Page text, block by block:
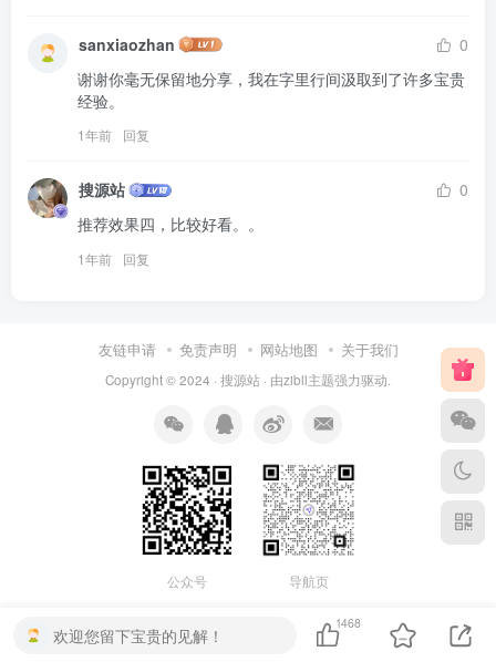
sanxiaozhan
0
谢谢你毫无保留地分享，我在字里行间汲取到了许多宝贵
经验。
1年前 回复
搜源站
0
推荐效果四，比较好看。。
1年前 回复
友链申请 免责声明 网站地图 关于我们
Copyright © 2024 · 搜源站 · 由zibll主题强力驱动.
公众号 导航页
欢迎您留下宝贵的见解！
1468